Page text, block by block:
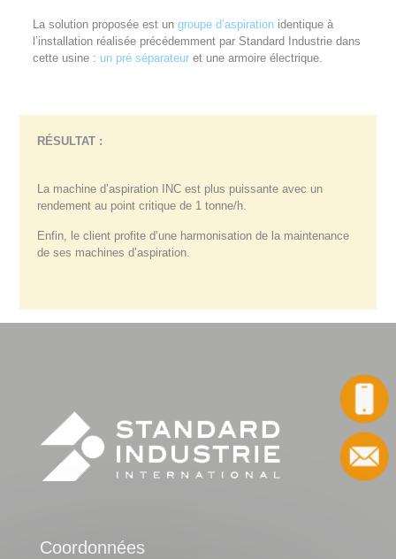
La solution proposée est un groupe d’aspirationidentique à
l’installation réalisée précédemment par Standard Industrie dans
cette usine : un pré séparateuret une armoire électrique.
RÉSULTAT :
La machine d’aspiration INC est plus puissante avec un
rendement au point critique de 1 tonne/h.
Enfin, le client profite d’une harmonisation de la maintenance
de ses machines d’aspiration.
Coordonnées
Contact